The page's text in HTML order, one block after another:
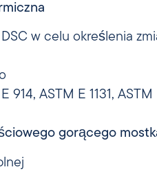
w celu określenia
ASTM E 1131, ASTM
gorącego